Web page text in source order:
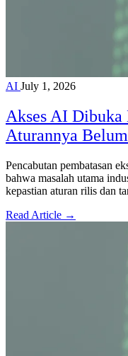
AI July 1, 2026
Akses AI Dibuka
Aturannya
Pencabutan pembatasan
bahwa masalah utama
kepastian aturan rilis dan
Read Article →